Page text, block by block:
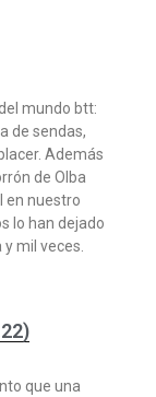
mundo btt:
de sendas,
Además
de Olba
en nuestro
lo han dejado
mil veces.
que una